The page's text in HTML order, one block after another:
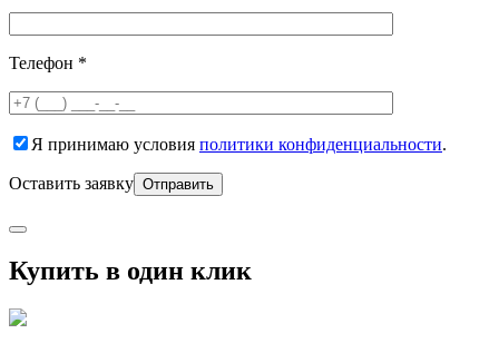
Телефон *
Я принимаю условия политики конфиденциальности.
Оставить заявку
Купить в один клик